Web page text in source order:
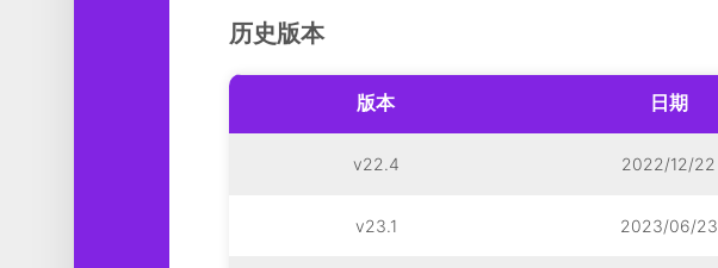
历史版本
版本 日期
v22.4 2022/12/22
v23.1 2023/06/23